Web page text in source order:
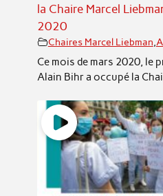
la Chaire Marcel
2020
Chaires Marcel Liebman,
Ce mois de mars 2020, le
Alain Bihr a occupé la